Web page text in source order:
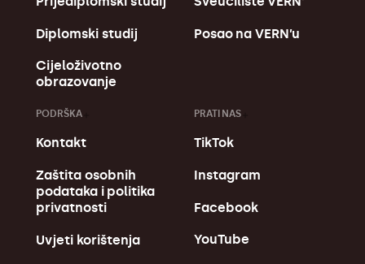
Diplomski studij
Cijeloživotno
obrazovanje
Posao na VERN’u
PODRŠKA
Kontakt
Zaštita osobnih
podataka i politika
privatnosti
Uvjeti korištenja
PRATI NAS
TikTok
Instagram
Facebook
YouTube